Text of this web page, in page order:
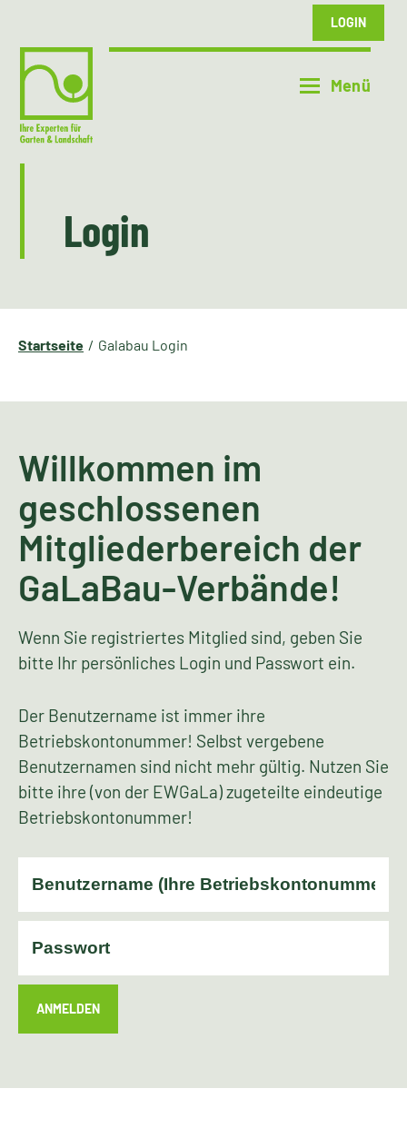
LOGIN
Login
Startseite Galabau Login
Willkommen im
geschlossenen
Mitgliederbereich der
GaLaBau-Verbände!
Wenn Sie registriertes Mitglied sind, geben Sie
bitte Ihr persönliches Login und Passwort ein.
Der Benutzername ist immer ihre
Betriebskontonummer! Selbst vergebene
Benutzernamen sind nicht mehr gültig. Nutzen Sie
bitte ihre (von der EWGaLa) zugeteilte eindeutige
Betriebskontonummer!
ANMELDEN